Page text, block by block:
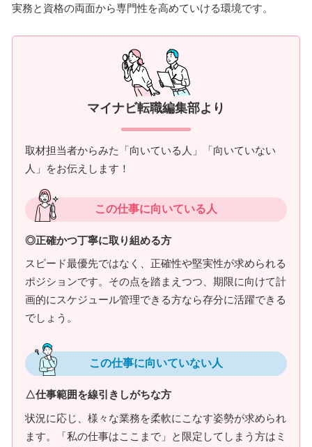
実務と資格の両面から専門性を高めていける環境です。
マイナビ転職編集部より
取材担当者からみた「向いている人」「向いていない
人」をお伝えします！
この仕事に向いている人
◎正確かつ丁寧に取り組める方
スピード最優先ではなく、正確性や堅実性が求められる
ポジションです。その点を踏まえつつ、期限に向けて計
画的にスケジュール管理できる方なら存分に活躍できる
でしょう。
この仕事に向いていない人
△仕事範囲を線引きしがちな方
状況に応じ、様々な業務を柔軟にこなす姿勢が求められ
ます。「私の仕事はここまで」と限定してしまう方はミ